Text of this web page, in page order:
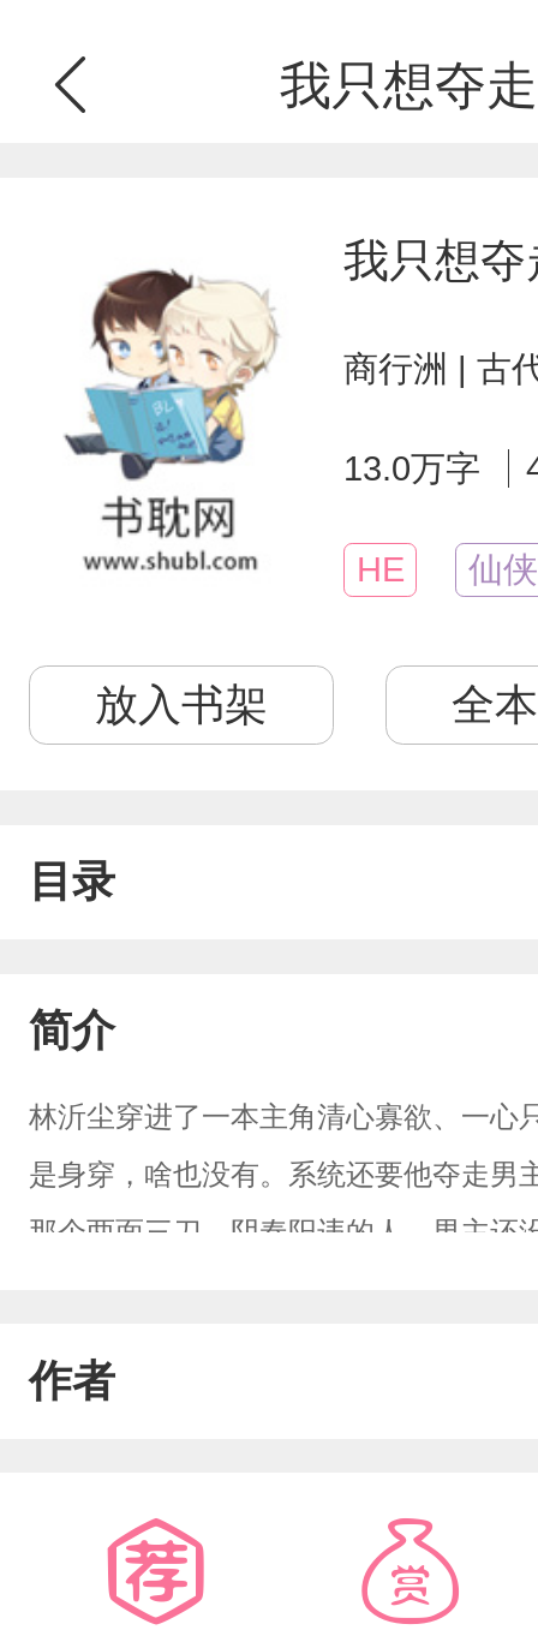
我只想夺
我只想
商行洲 | 古
13.0万字
HE 仙侠
放入书架 全
目录
简介
林沂尘穿进了一本主角清心寡欲、一心
是身穿，啥也没有。系统还要他夺走男
那个两面三刀、阴奉阳违的人。男主还
人倾心相待、不离不弃。林沂尘：？
吐槽受】×【高冷内敛身心被骗大佬攻
受会为他的所作所为对攻付出某些“代
作者